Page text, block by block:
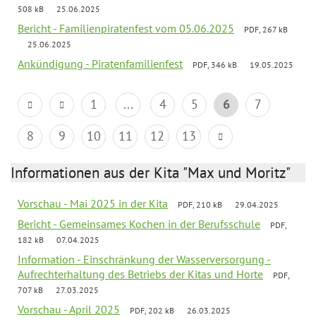
508 kB 25.06.2025
Bericht - Familienpiratenfest vom 05.06.2025
PDF, 267 kB
25.06.2025
Ankündigung - Piratenfamilienfest PDF, 346 kB 19.05.2025
1 ... 4 5 6
7
8
9 10 11 12 13
Informationen aus der Kita "Max und Moritz"
Vorschau - Mai 2025 in der Kita PDF, 210 kB 29.04.2025
Bericht - Gemeinsames Kochen in der Berufsschule
PDF,
182 kB
07.04.2025
Information - Einschränkung der Wasserversorgung -
Aufrechterhaltung des Betriebs der Kitas und Horte
PDF,
707 kB
27.03.2025
Vorschau - April 2025 PDF, 202 kB 26.03.2025